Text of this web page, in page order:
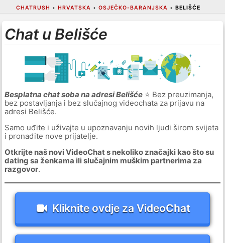
CHATRUSH • HRVATSKA • OSJEČKO-BARANJSKA • BELIŠĆE
Chat u Belišće
Besplatna chat soba na adresi Belišće⭐ Bez preuzimanja,
bez postavljanja i bez slučajnog videochata za prijavu na
adresi Belišće.
Samo uđite i uživajte u upoznavanju novih ljudi širom svijeta
i pronađite nove prijatelje.
Otkrijte naš novi VideoChat s nekoliko značajki kao što su
dating sa ženkama ili slučajnim muškim partnerima za
razgovor.
Kliknite ovdje za VideoChat